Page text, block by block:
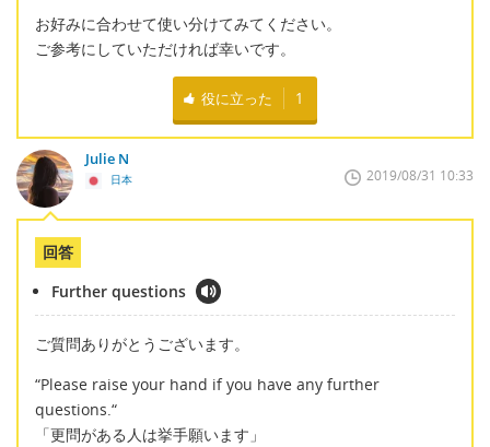
お好みに合わせて使い分けてみてください。
ご参考にしていただければ幸いです。
役に立った 1
Julie N
日本 2019/08/31 10:33
回答
Further questions
ご質問ありがとうございます。
“Please raise your hand if you have any further
questions.“
「更問がある人は挙手願います」